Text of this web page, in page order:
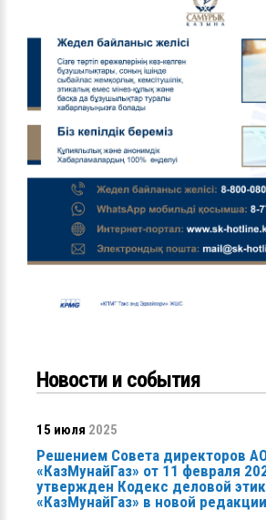
Новости и события
15 июля 2025
Решением Совета директоров
«КазМунайГаз» от 11 февраля
утвержден Кодекс деловой
«КазМунайГаз» в новой редакции